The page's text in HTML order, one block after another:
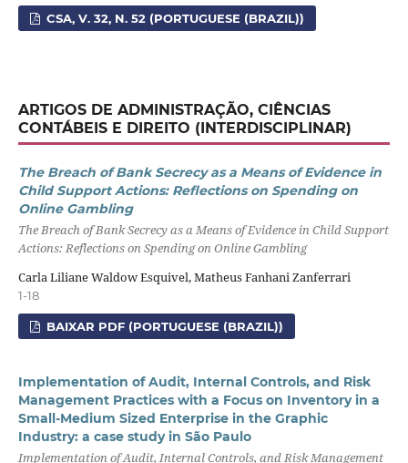
CSA, V. 32, N. 52 (PORTUGUESE (BRAZIL))
ARTIGOS DE ADMINISTRAÇÃO, CIÊNCIAS
CONTÁBEIS E DIREITO (INTERDISCIPLINAR)
The Breach of Bank Secrecy as a Means of Evidence in
Child Support Actions: Reflections on Spending on
Online Gambling
The Breach of Bank Secrecy as a Means of Evidence in Child Support
Actions: Reflections on Spending on Online Gambling
Carla Liliane Waldow Esquivel, Matheus Fanhani Zanferrari
1-18
BAIXAR PDF (PORTUGUESE (BRAZIL))
Implementation of Audit, Internal Controls, and Risk
Management Practices with a Focus on Inventory in a
Small-Medium Sized Enterprise in the Graphic
Industry: a case study in São Paulo
Implementation of Audit, Internal Controls, and Risk Management